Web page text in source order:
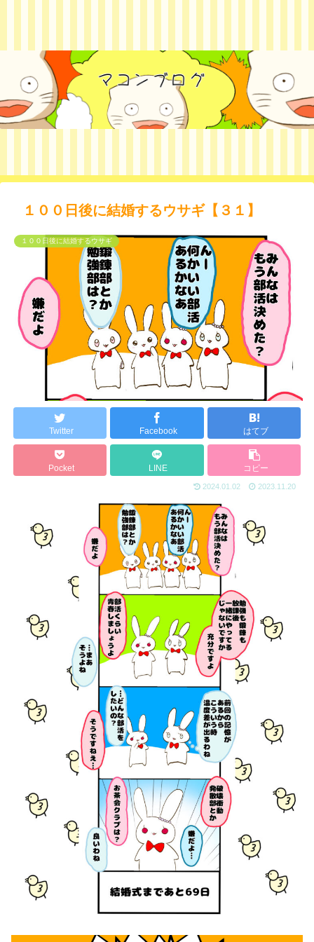
１００日後に結婚するウサギ【３１】
１００日後に結婚するウサギ
Twitter Facebook はてブ
Pocket LINE コピー
2024.01.02 2023.11.20